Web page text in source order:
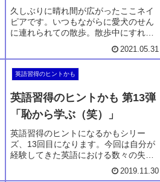
久しぶりに晴れ間が広がったここネイ
ピアです。いつもながらに愛犬のせん
に連れられての散歩。散歩中にすれ違
う人とはほとんど何らかの挨拶をかわ
します。それはニュージーランドの中
さつをする機会は圧倒的に多く感じま
2021.05.31
英語習得のヒントかも
英語習得のヒントかも 第13弾
「恥から学ぶ（笑）」
英語習得のヒントになるかもシリー
ズ、13回目になります。今回は自分が
経験してきた英語における数々の失敗
をお送りします。それぞれ恥ずかしい
経験をいい大人がしています。笑って
2019.11.30